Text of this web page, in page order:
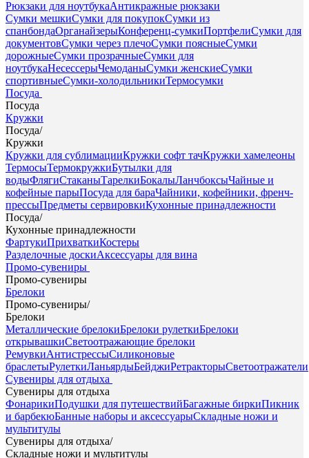
Рюкзаки для ноутбукаАнтикражные рюкзаки
Сумки мешкиСумки для покупокСумки из
спанбондаОрганайзерыКонференц-сумкиПортфелиСумки для
документовСумки через плечоСумки поясныеСумки
дорожныеСумки прозрачныеСумки для
ноутбукаНесессерыЧемоданыСумки женскиеСумки
спортивныеСумки-холодильникиТермосумки
Посуда
Посуда
Кружки
Посуда/
Кружки
Кружки для сублимацииКружки софт тачКружки хамелеоны
ТермосыТермокружкиБутылки для
водыФлягиСтаканыТарелкиБокалыЛанчбоксыЧайные и
кофейные парыПосуда для бараЧайники, кофейники, френч-
прессыПредметы сервировкиКухонные принадлежности
Посуда/
Кухонные принадлежности
ФартукиПрихваткиКостеры
Разделочные доскиАксессуары для вина
Промо-сувениры
Промо-сувениры
Брелоки
Промо-сувениры/
Брелоки
Металлические брелокиБрелоки рулеткиБрелоки
открывашкиСветоотражающие брелоки
РемувкиАнтистрессыСиликоновые
браслетыРулеткиЛаньярдыБейджиРетракторыСветоотражатели
Сувениры для отдыха
Сувениры для отдыха
ФонарикиПодушки для путешествийБагажные биркиПикник
и барбекюБанные наборы и аксессуарыСкладные ножи и
мультитулы
Сувениры для отдыха/
Складные ножи и мультитулы